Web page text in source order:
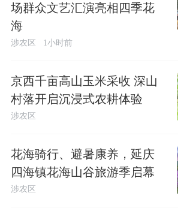
场群众文艺汇演亮相四季花
海
涉农区 1小时前
京西千亩高山玉米采收 深山
村落开启沉浸式农耕体验
涉农区
花海骑行、避暑康养，延庆
四海镇花海山谷旅游季启幕
涉农区